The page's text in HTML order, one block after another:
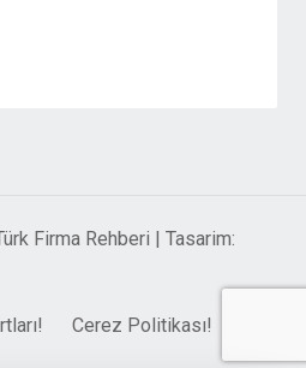
Firma Rehberi | Tasarim:
Cerez Politikası!